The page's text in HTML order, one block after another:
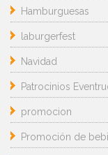
Hamburguesas
laburgerfest
Navidad
Patrocinios
promocion
Promoción de